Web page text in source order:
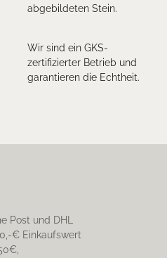
abgebildeten Stein.
Wir sind ein GKS-
zertifizierter Betrieb und
garantieren die Echtheit.
Post und DHL
€ Einkaufswert